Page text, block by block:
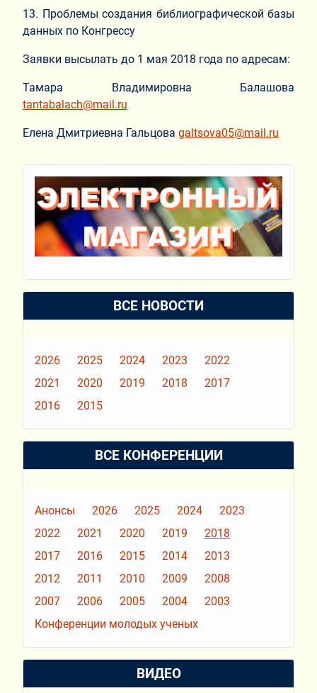
13. Проблемы создания библиографической базы
данных по Конгрессу
Заявки высылать до 1 мая 2018 года по адресам:
Тамара Владимировна Балашова
tantabalach@mail.ru
Елена Дмитриевна Гальцова galtsova05@mail.ru
ВСЕ НОВОСТИ
2026 2025 2024 2023
2022
2021
2020 2019 2018
2017
2016
2015
ВСЕ КОНФЕРЕНЦИИ
Анонсы 2026 2025 2024
2023
2022
2021 2020 2019
2018
2017
2016 2015 2014
2013
2012
2011 2010 2009
2008
2007
2006 2005 2004
2003
Конференции молодых ученых
ВИДЕО